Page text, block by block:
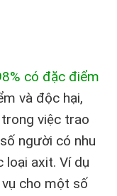
có đặc điểm
và độc hại,
việc trao
người có nhu
loại axit. Ví dụ
cho một số